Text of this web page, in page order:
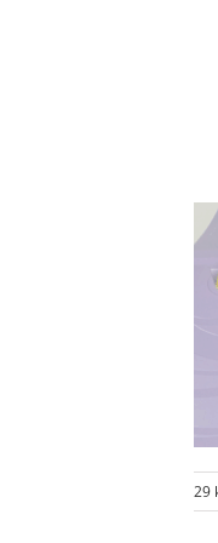
29